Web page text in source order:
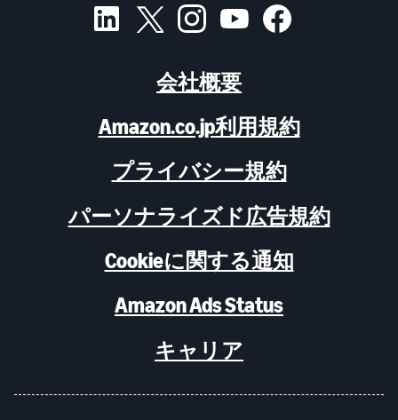
会社概要
Amazon.co.jp利用規約
プライバシー規約
パーソナライズド広告規約
Cookieに関する通知
Amazon Ads Status
キャリア